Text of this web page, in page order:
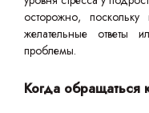
осторожно, поскольку
желательные ответы
проблемы.
Когда обращаться